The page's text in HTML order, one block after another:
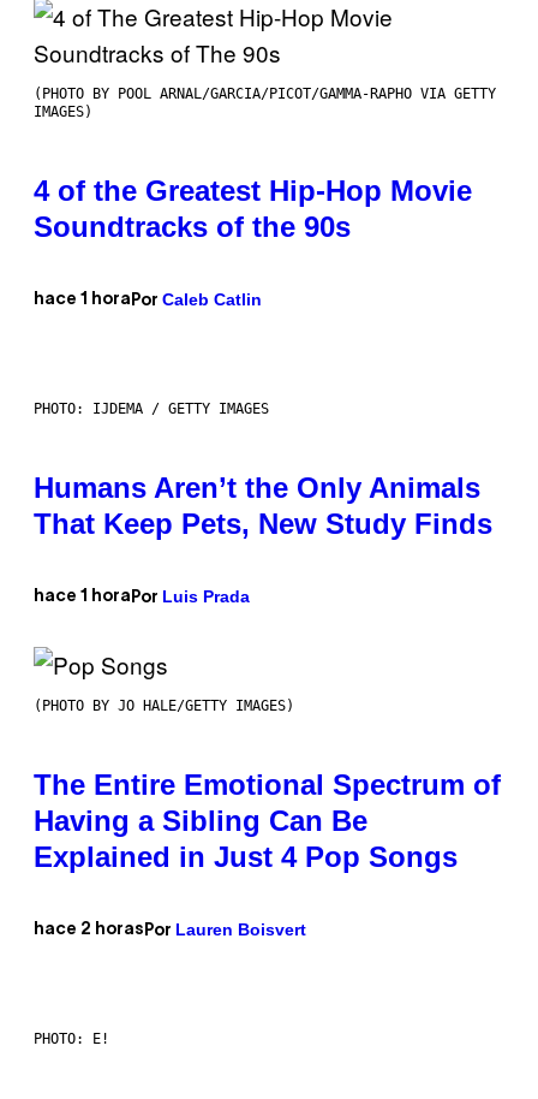
(PHOTO BY POOL ARNAL/GARCIA/PICOT/GAMMA-RAPHO VIA GETTY
IMAGES)
4 of the Greatest Hip-Hop Movie
Soundtracks of the 90s
hace 1 hora Por Caleb Catlin
PHOTO: IJDEMA / GETTY IMAGES
Humans Aren’t the Only Animals
That Keep Pets, New Study Finds
hace 1 hora Por Luis Prada
(PHOTO BY JO HALE/GETTY IMAGES)
The Entire Emotional Spectrum of
Having a Sibling Can Be
Explained in Just 4 Pop Songs
hace 2 horas Por Lauren Boisvert
PHOTO: E!